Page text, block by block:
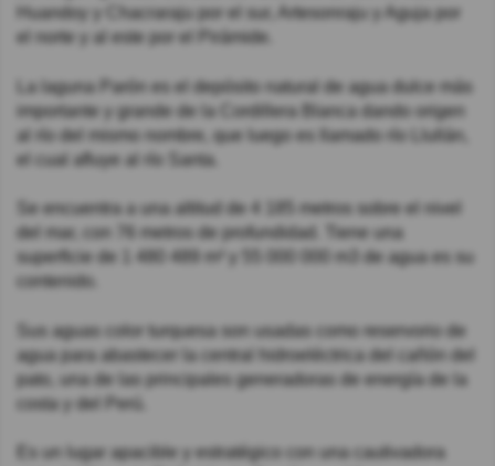
Huandoy y Chacraraju por el sur, Artesonraju y Aguja por
el norte y al este por el Pirámide.
La laguna Parón es el depósito natural de agua dulce más
importante y grande de la Cordillera Blanca dando origen
al río del mismo nombre, que luego es llamado río Llullán,
el cual afluye al río Santa.
Se encuentra a una altitud de 4 185 metros sobre el nivel
del mar, con 76 metros de profundidad. Tiene una
superficie de 1 480 489 m² y 55 000 000 m3 de agua es su
contenido.
Sus aguas color turquesa son usadas como reservorio de
agua para abastecer la central hidroeléctrica del cañón del
pato, una de las principales generadoras de energía de la
costa y del Perú.
Es un lugar apacible y estratégico con una cautivadora